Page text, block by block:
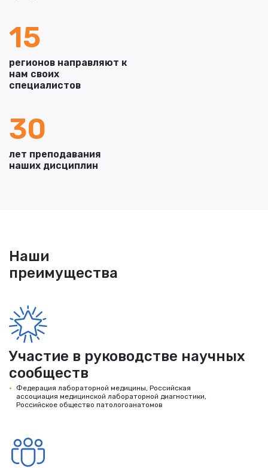
15
регионов направляют к
нам своих
специалистов
30
лет преподавания
наших дисциплин
Наши
преимущества
Участие в руководстве научных
сообществ
Федерация лабораторной медицины, Российская
ассоциация медицинской лабораторной диагностики,
Российское общество патологоанатомов